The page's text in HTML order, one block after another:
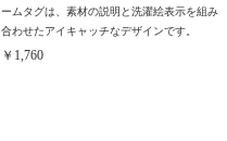
ームタグは、素材の説明と洗濯絵表示を組み
合わせたアイキャッチなデザインです。
￥1,760